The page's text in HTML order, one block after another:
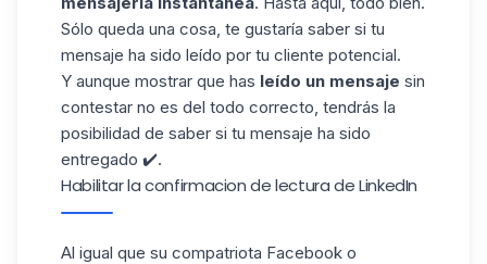
Sólo queda una cosa, te gustaría saber si tu
mensaje ha sido leído por tu cliente potencial.
Y aunque mostrar que has leído un mensaje sin
contestar no es del todo correcto, tendrás la
posibilidad de saber si tu mensaje ha sido
entregado ✔️.
Habilitar la confirmacion de lectura de LinkedIn
Al igual que su compatriota Facebook o